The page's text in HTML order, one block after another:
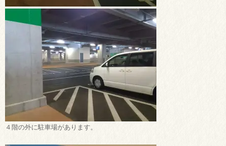
４階の外に駐車場があります。